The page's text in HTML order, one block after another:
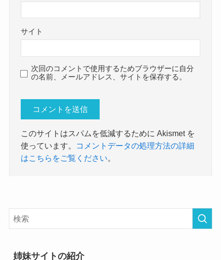
サイト
次回のコメントで使用するためブラウザーに自分
の名前、メールアドレス、サイトを保存する。
このサイトはスパムを低減するために Akismet を
使っています。
コメントデータの処理方法の詳細
はこちらをご覧ください。
姉妹サイトの紹介